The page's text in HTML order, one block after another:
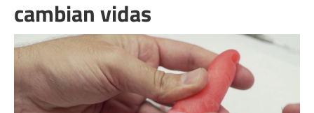
cambian vidas